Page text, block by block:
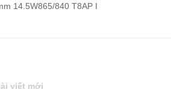
14.5W865/840 T8AP I
viết mới